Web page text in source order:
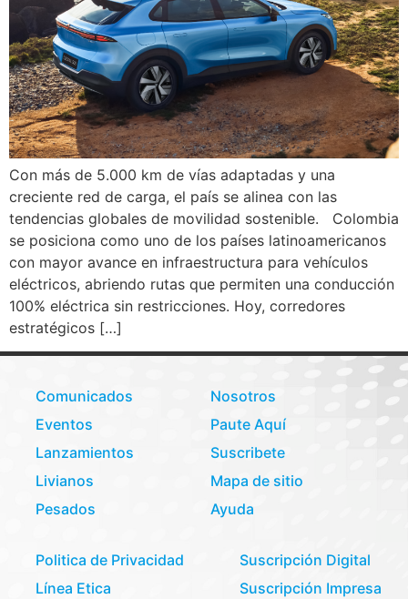
Con más de 5.000 km de vías adaptadas y una
creciente red de carga, el país se alinea con las
tendencias globales de movilidad sostenible. Colombia
se posiciona como uno de los países latinoamericanos
con mayor avance en infraestructura para vehículos
eléctricos, abriendo rutas que permiten una conducción
100% eléctrica sin restricciones. Hoy, corredores
estratégicos […]
Comunicados
Eventos
Lanzamientos
Livianos
Pesados
Nosotros
Paute Aquí
Suscribete
Mapa de sitio
Ayuda
Politica de Privacidad
Línea Etica
Suscripción Digital
Suscripción Impresa